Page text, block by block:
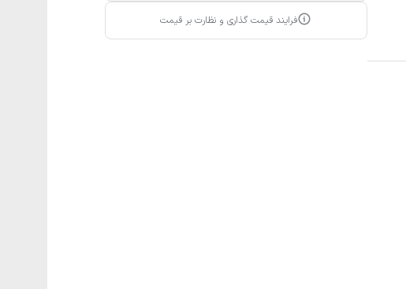
فرایند قیمت گذاری و نظارت بر قیمت